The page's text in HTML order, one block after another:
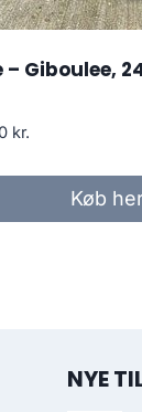
– Giboulee,
kr.
Køb
NYE